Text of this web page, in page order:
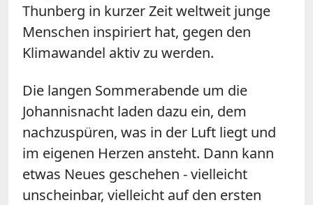
Thunberg in kurzer Zeit weltweit junge
Menschen inspiriert hat, gegen den
Klimawandel aktiv zu werden.
Die langen Sommerabende um die
Johannisnacht laden dazu ein, dem
nachzuspüren, was in der Luft liegt und
im eigenen Herzen ansteht. Dann kann
etwas Neues geschehen - vielleicht
unscheinbar, vielleicht auf den ersten